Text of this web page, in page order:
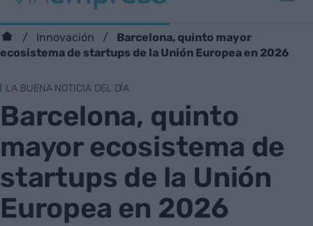
Innovación
Barcelona, quinto mayor
ecosistema de startups de la Unión Europea en 2026
LA BUENA NOTICIA DEL DÍA
Barcelona, quinto
mayor ecosistema de
startups de la Unión
Europea en 2026